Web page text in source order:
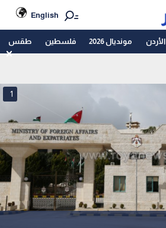
English
الأردن مونديال 2026 فلسطين طقس
1